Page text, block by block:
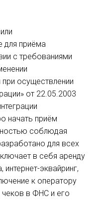
для приёма
с требованиями
при осуществлении
от 22.05.2003
начать приём
соблюдая
для всех
в себя аренду
интернет-эквайринг,
к оператору
чеков в ФНС и его